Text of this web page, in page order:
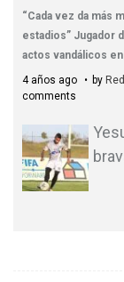
“Cada vez da más
estadios” Jugador
actos vandálicos
4 años ago
by
comments